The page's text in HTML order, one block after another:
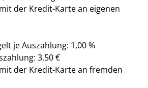
der Kredit-Karte an eigenen
je Auszahlung: 1,00 %
3,50 €
der Kredit-Karte an fremden